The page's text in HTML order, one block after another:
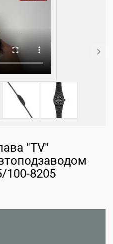
"TV"
100-8205